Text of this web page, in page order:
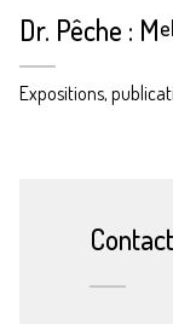
Dr. Pêche : M
Expositions,
Contact